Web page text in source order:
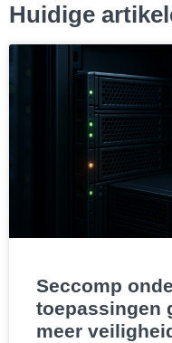
Huidige
Seccomp
toepassingen
meer